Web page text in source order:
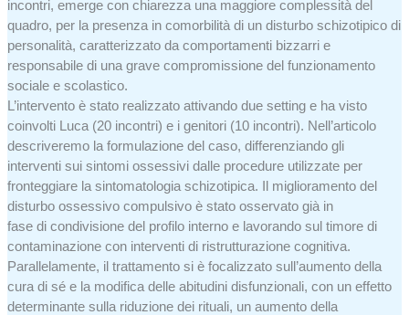
incontri, emerge con chiarezza una maggiore complessità del
quadro, per la presenza in comorbilità di un disturbo schizotipico di
personalità, caratterizzato da comportamenti bizzarri e
responsabile di una grave compromissione del funzionamento
sociale e scolastico.
L’intervento è stato realizzato attivando due setting e ha visto
coinvolti Luca (20 incontri) e i genitori (10 incontri). Nell’articolo
descriveremo la formulazione del caso, differenziando gli
interventi sui sintomi ossessivi dalle procedure utilizzate per
fronteggiare la sintomatologia schizotipica. Il miglioramento del
disturbo ossessivo compulsivo è stato osservato già in
fase di condivisione del profilo interno e lavorando sul timore di
contaminazione con interventi di ristrutturazione cognitiva.
Parallelamente, il trattamento si è focalizzato sull’aumento della
cura di sé e la modifica delle abitudini disfunzionali, con un effetto
determinante sulla riduzione dei rituali, un aumento della